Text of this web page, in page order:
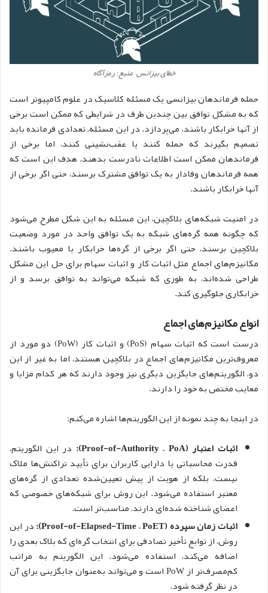
خطای بیزانس – منبع: رمزآگاه
حمله فرماندهان بیزانسی یک مسئله کلاسیک در علوم کامپیوتر است
که به مشکل توافق بین چندین طرف در شرایطی که ممکن است برخی
از آنها خرابکار باشند، می‌پردازد. در این مسئله، تعدادی فرمانده باید
تصمیم بگیرند که حمله کنند یا عقب‌نشینی کنند، اما برخی از
فرماندهان ممکن است اطلاعات نادرست بدهند. هدف این است که
همه فرماندهان وفادار به یک توافق مشترک برسند، حتی اگر برخی از
آنها خرابکار باشند.
در امنیت شبکه‌های بلاکچین، این مسئله به این شکل مطرح می‌شود
که چگونه همه گره‌های شبکه به یک توافق واحد در مورد وضعیت
بلاکچین برسند، حتی اگر برخی از گره‌ها خرابکار یا معیوب باشند.
مکانیزم‌های اجماع مثل اثبات کار و اثبات سهام برای حل این مشکل
طراحی شده‌اند، به طوری که شبکه می‌تواند به توافق برسد و از
خرابکاری جلوگیری کند.
انواع مکانیز‌م‌های اجماع
درست است که اثبات سهام (PoS) و اثبات کار (PoW) دو مورد از
معروف‌ترین مکانیزم‌های اجماع در بلاکچین هستند، اما به غیر از این
دو، الگوریتم‌های جایگزین دیگری نیز وجود دارند که هر کدام مزایا و
معایب مختص به خود را دارند.
در اینجا به چند نمونه از این الگوریتم‌ها اشاره می‌کنم:
اثبات اعتبار (Proof-of-Authority – PoA):
در این الگوریتم،
قدرت محاسباتی یا دارایی کاربران برای تأیید تراکنش‌ها ملاک
نیست، بلکه از هویت از پیش تعیین‌شده‌ تعدادی از گره‌های
معتبر استفاده می‌شود. این روش برای شبکه‌های خصوصی که
اعضای شناخته شده‌ای دارند، مناسب‌تر است.
اثبات زمان سپرده (Proof-of-Elapsed-Time – PoET):
در این
روش، از توابع تأخیر تصادفی برای انتخاب گره‌ای که بلاک بعدی را
اضافه می‌کند، استفاده می‌شود. این الگوریتم به مراتب
کم‌مصرف‌تر از PoW است و می‌تواند به‌عنوان جایگزینی برای آن
در نظر گرفته شود.